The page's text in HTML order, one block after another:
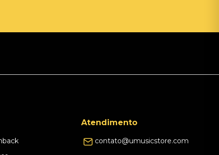
Atendimento
contato@umusicstore.com